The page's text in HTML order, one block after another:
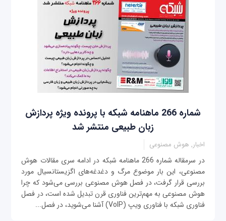
شماره 266 ماهنامه شبکه با پرونده ویژه پردازش
زبان طبیعی منتشر شد
اخبار, هوش مصنوعی
در سرمقاله شماره 266 ماهنامه شبکه در ادامه سری مقالات هوش
مصنوعی، این بار موضوع مرگ و دغدغه‌های اگزیستانسیال مورد
بررسی قرار گرفت، در فصل هوش مصنوعی بررسی ‌می‌شود که چرا
هوش مصنوعی به مهم‌ترین فناوری قرن تبدیل شده است، در فصل
فناوری شبکه با فناوری ویپ (VoIP) آشنا می‌شوید، در فصل...